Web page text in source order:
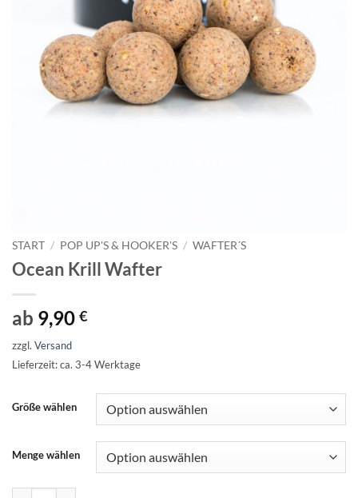
START / POP UP'S & HOOKER'S / WAFTER´S
Ocean Krill Wafter
ab 9,90 €
zzgl. Versand
Lieferzeit: ca. 3-4 Werktage
Größe wählen
Menge wählen